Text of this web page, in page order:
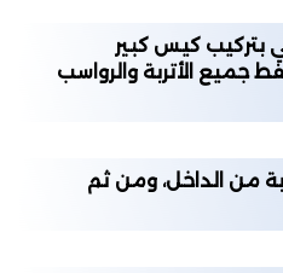
بتركيب كيس كبير
جميع الأتربة والرواسب
من الداخل، ومن ثم